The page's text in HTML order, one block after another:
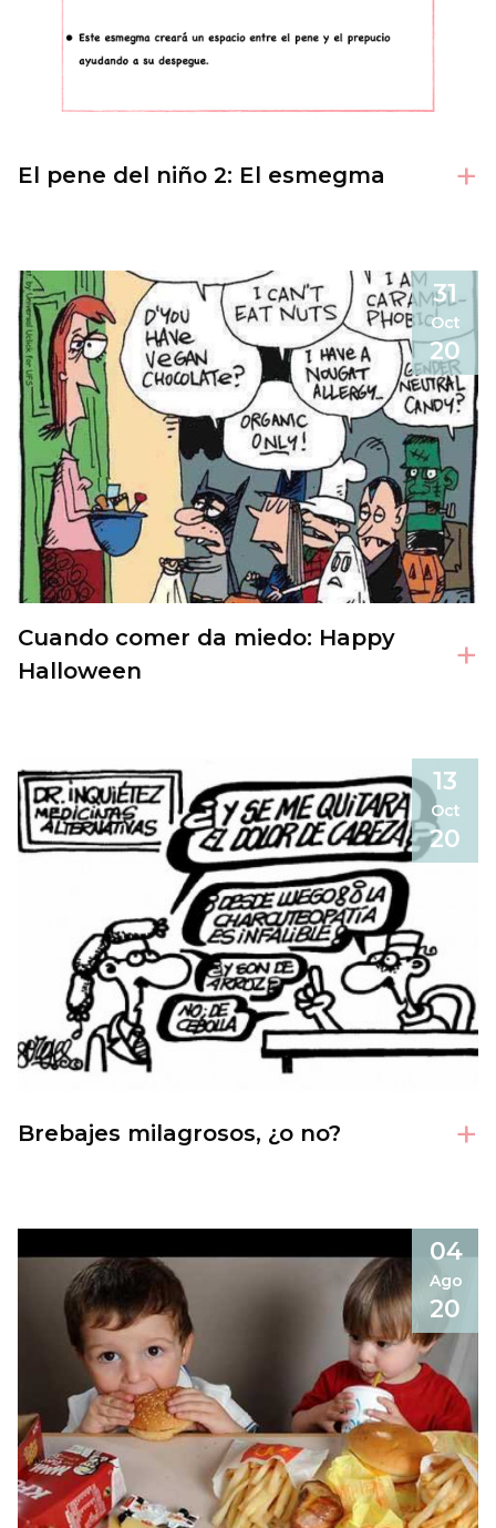
El pene del niño 2: El esmegma +
31
Oct
20
Cuando comer da miedo: Happy
Halloween
+
13
Oct
20
Brebajes milagrosos, ¿o no? +
04
Ago
20